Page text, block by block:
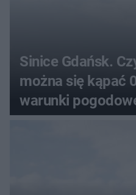
Sinice Gdańsk.
można się kąpać
warunki